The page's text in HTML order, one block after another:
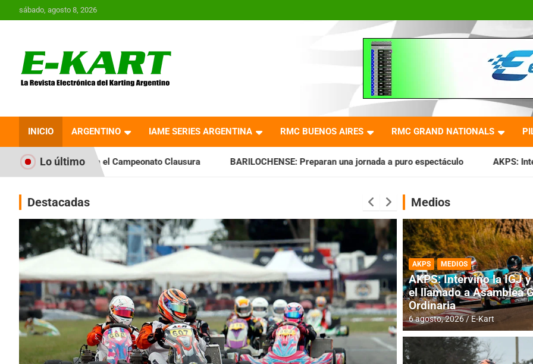
al
sábado, agosto 8, 2026
Revista Electrónica del
Karting en Argentina
INICIO ARGENTINO IAME SERIES ARGENTINA RMC BUENOS AIRES RMC GRAND NATIONALS
Lo último
Campeonato Clausura BARILOCHENSE: Preparan una jornada a puro espectáculo AKPS: Intervino la IGJ y oficializó
Destacadas Medios
AKPS MEDIOS
AKPS: Intervino la IGJ
el llamado a Asamblea
Ordinaria
6 agosto, 2026 E-Kart